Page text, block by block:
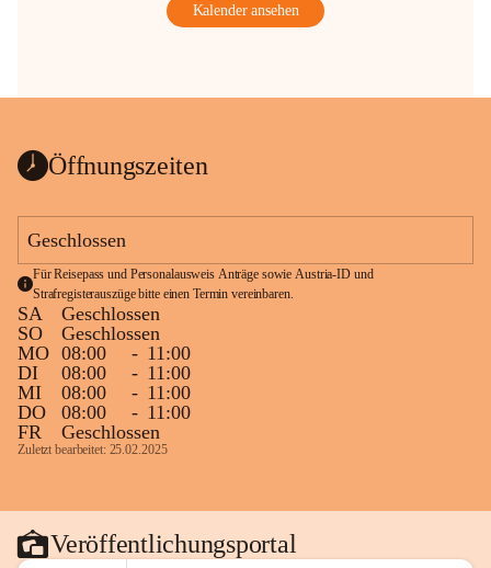
Kalender ansehen
Öffnungszeiten
Geschlossen
Für Reisepass und Personalausweis Anträge sowie Austria-ID und
Strafregisterauszüge bitte einen Termin vereinbaren.
SA
Geschlossen
SO
Geschlossen
MO 08:00 - 11:00
DI
08:00 - 11:00
MI
08:00 - 11:00
DO
08:00 - 11:00
FR
Geschlossen
Zuletzt bearbeitet: 25.02.2025
Veröffentlichungsportal